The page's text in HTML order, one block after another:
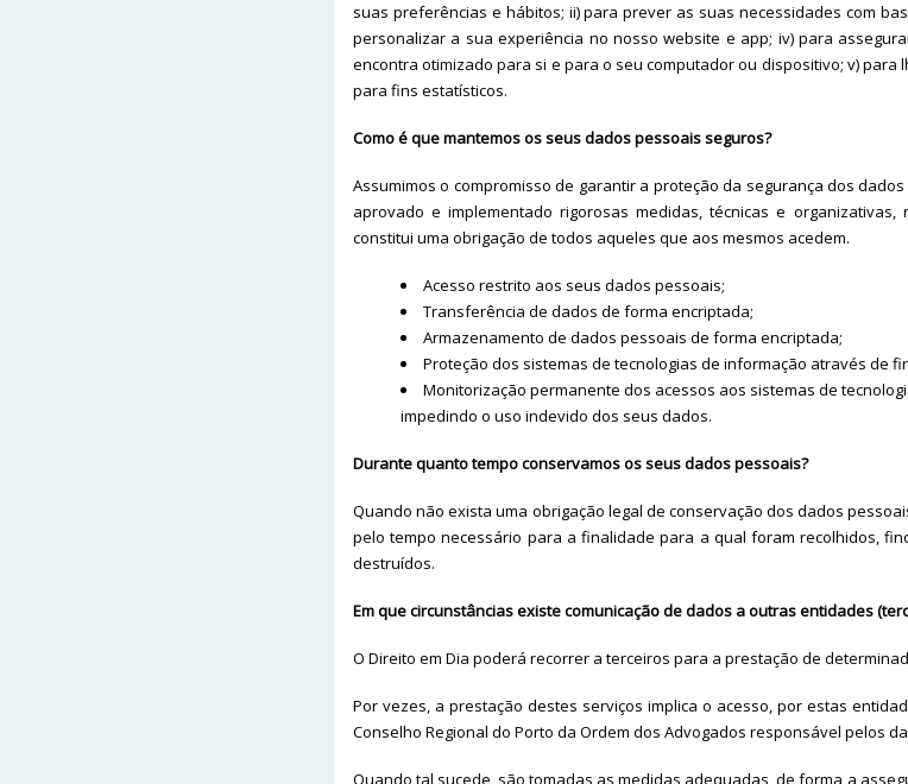
suas preferências e hábitos; ii) para prever as suas necessidades com
personalizar a sua experiência no nosso website e app; iv) para
encontra otimizado para si e para o seu computador ou dispositivo; v)
para fins estatísticos.
Como é que mantemos os seus dados pessoais seguros?
Assumimos o compromisso de garantir a proteção da segurança dos
aprovado e implementado rigorosas medidas, técnicas e
constitui uma obrigação de todos aqueles que aos mesmos acedem.
Acesso restrito aos seus dados pessoais;
Transferência de dados de forma encriptada;
Armazenamento de dados pessoais de forma encriptada;
Proteção dos sistemas de tecnologias de informação através de
Monitorização permanente dos acessos aos sistemas de
impedindo o uso indevido dos seus dados.
Durante quanto tempo conservamos os seus dados pessoais?
Quando não exista uma obrigação legal de conservação dos dados
pelo tempo necessário para a finalidade para a qual foram recolhidos,
destruídos.
Em que circunstâncias existe comunicação de dados a outras entidades
O Direito em Dia poderá recorrer a terceiros para a prestação de
Por vezes, a prestação destes serviços implica o acesso, por estas
Conselho Regional do Porto da Ordem dos Advogados responsável pelos
Quando tal sucede, são tomadas as medidas adequadas, de forma a